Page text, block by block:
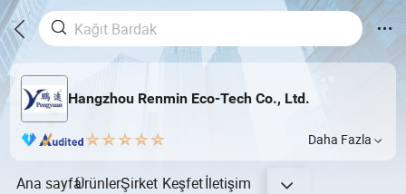
Hangzhou Renmin Eco-Tech Co., Ltd.
Daha Fazla
Ana sayfaÜrünlerŞirket Keşfetİletişim